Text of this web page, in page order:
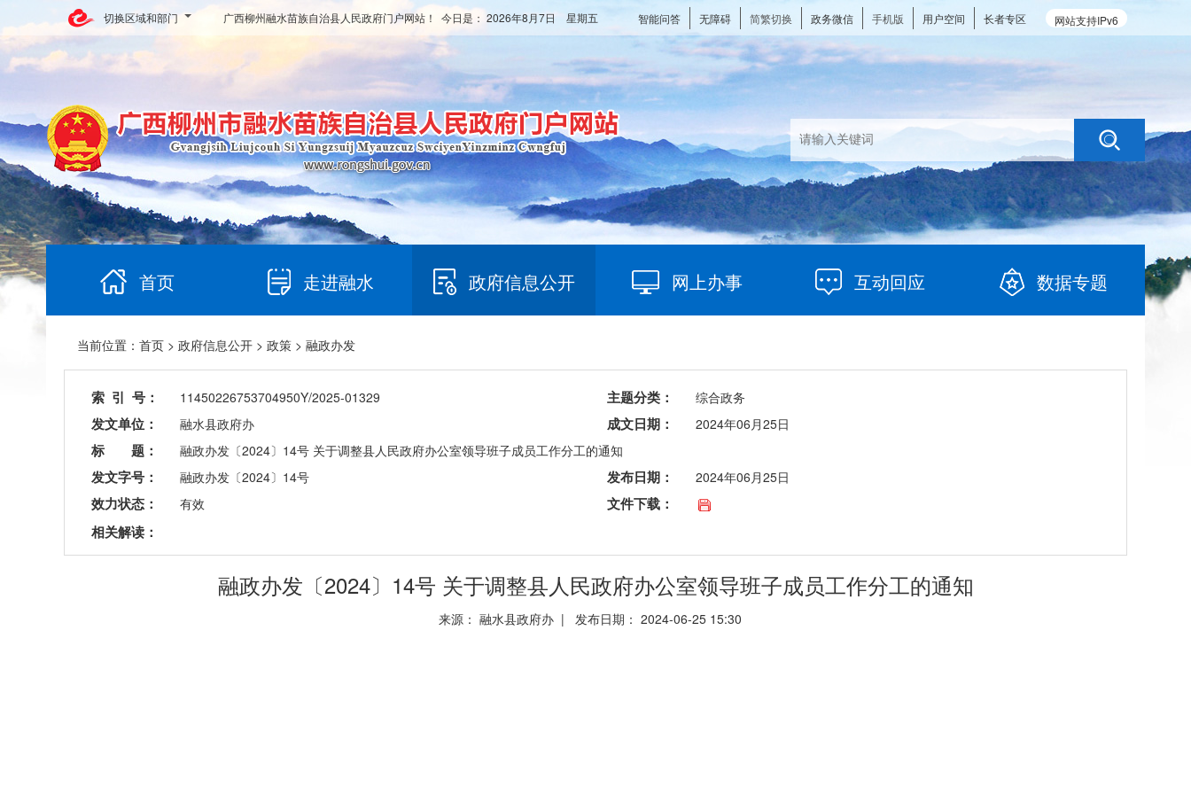
切换区域和部门 网站支持IPv6
智能问答 无障碍 简繁切换 政务微信 手机版 用户空间 长者专区
广西柳州融水苗族自治县人民政府门户网站！ 今日是： 2026年8月7日 星期五
首页 走进融水 政府信息公开 网上办事 互动回应 数据专题
当前位置： 首页 > 政府信息公开 > 政策 > 融政办发
索 引 号： 11450226753704950Y/2025-01329 主题分类： 综合政务
发文单位： 融水县政府办 成文日期： 2024年06月25日
标 题： 融政办发〔2024〕14号 关于调整县人民政府办公室领导班子成员工作分工的通知
发文字号： 融政办发〔2024〕14号 发布日期： 2024年06月25日
效力状态： 有效
文件下载：
相关解读：
融政办发〔2024〕14号 关于调整县人民政府办公室领导班子成员工作分工的通知
来源： 融水县政府办 | 发布日期： 2024-06-25 15:30